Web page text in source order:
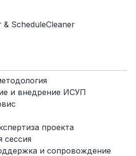
& ScheduleCleaner
и внедрение ИСУП
проекта
сессия
и сопровождение